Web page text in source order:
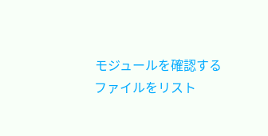
モジュールを確認する